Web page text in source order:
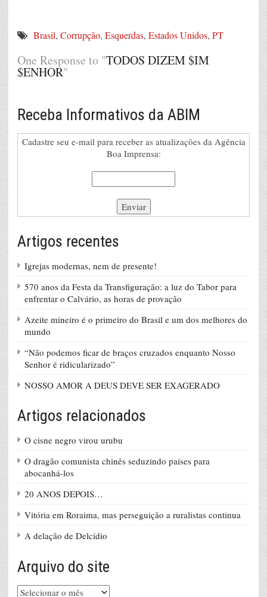
Brasil, Corrupção, Esquerdas, Estados Unidos, PT
One Response to "TODOS DIZEM $IM
$ENHOR"
Receba Informativos da ABIM
Cadastre seu e-mail para receber as atualizações da Agência
Boa Imprensa:
Artigos recentes
Igrejas modernas, nem de presente!
570 anos da Festa da Transfiguração: a luz do Tabor para
enfrentar o Calvário, as horas de provação
Azeite mineiro é o primeiro do Brasil e um dos melhores do
mundo
“Não podemos ficar de braços cruzados enquanto Nosso
Senhor é ridicularizado”
NOSSO AMOR A DEUS DEVE SER EXAGERADO
Artigos relacionados
O cisne negro virou urubu
O dragão comunista chinês seduzindo países para
abocanhá-los
20 ANOS DEPOIS…
Vitória em Roraima, mas perseguição a ruralistas continua
A delação de Delcídio
Arquivo do site
Arquivo